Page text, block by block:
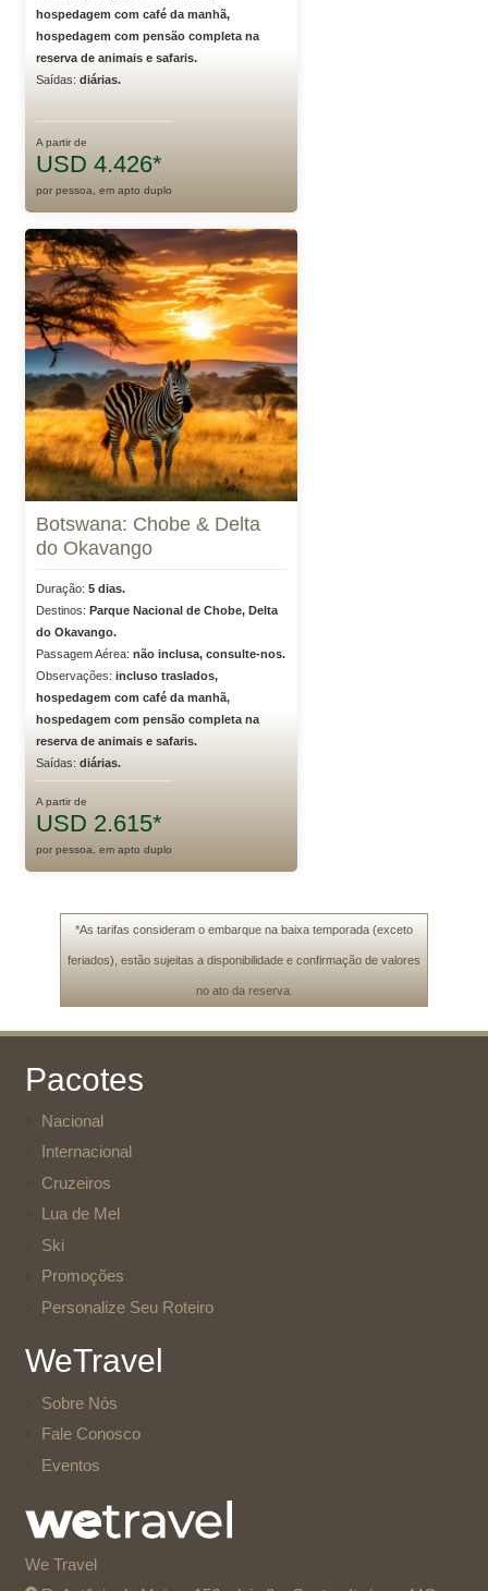
hospedagem com café da manhã,
hospedagem com pensão completa na
reserva de animais e safaris.
Saídas: diárias.
A partir de
USD 4.426*
por pessoa, em apto duplo
Botswana: Chobe & Delta
do Okavango
Duração: 5 dias.
Destinos: Parque Nacional de Chobe, Delta
do Okavango.
Passagem Aérea: não inclusa, consulte-nos.
Observações: incluso traslados,
hospedagem com café da manhã,
hospedagem com pensão completa na
reserva de animais e safaris.
Saídas: diárias.
A partir de
USD 2.615*
por pessoa, em apto duplo
*As tarifas consideram o embarque na baixa temporada (exceto
feriados), estão sujeitas a disponibilidade e confirmação de valores
no ato da reserva.
Pacotes
Nacional
Internacional
Cruzeiros
Lua de Mel
Ski
Promoções
Personalize Seu Roteiro
WeTravel
Sobre Nós
Fale Conosco
Eventos
We Travel